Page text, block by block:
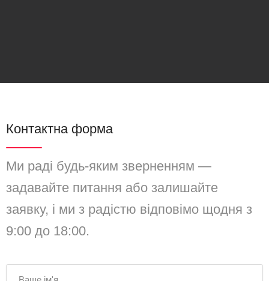
Контактна форма
Ми раді будь-яким зверненням —
задавайте питання або залишайте
заявку, і ми з радістю відповімо щодня з
9:00 до 18:00.